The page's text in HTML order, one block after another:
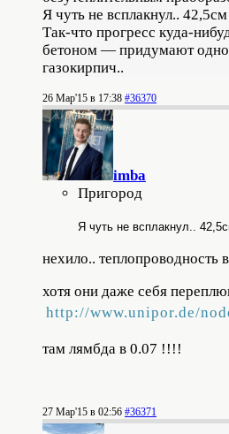
Я чуть не всплакнул..
Так-что прогресс куда-
бетоном — придумают
газокирпич..
26 Мар'15 в 17:38 #36370
imba
Пригород
Я чуть не всплакнул..
нехило.. теплопроводность
хотя они даже себя
http://www.unipor.de/
там лямбда в 0.07 !!!!
27 Мар'15 в 02:56 #36371